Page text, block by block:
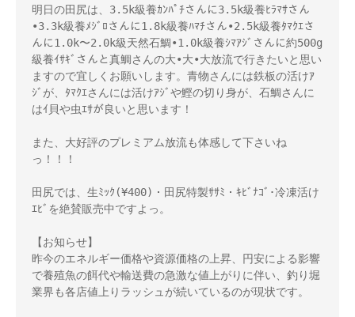
明日の田尻は、3.5k級養ｶﾝﾊﾟﾁさんに3.5k級養ﾋﾗﾏｻさん
•3.3k級養ﾒｼﾞﾛさんに1.8k級養ﾊﾏﾁさん•2.5k級養ﾀﾏｸｴさ
んに1.0k〜2.0k級天然石鯛•1.0k級養ｼﾏｱｼﾞさんに約500g
級養ｲｻｷﾞさんと真鯛さんの大•大•大放流で行きたいと思い
ますので宜しくお願いします。青物さんには鉄板の活けｱ
ｼﾞが、ﾀﾏｸｴさんには活けｱｼﾞや鰹の切り身が、石鯛さんに
はｲ貝や虫ｴｻが良いと思います！
また、大好評のプレミアム放流も体感して下さいね
っ！！！
田尻では、生ﾐｯｸ(¥400)・田尻特製ｻｻﾐ・ｷﾋﾞﾅｺﾞ･冷凍活け
ｴﾋﾞを絶賛販売中ですよっ。
【お知らせ】
昨今のエネルギー価格や資源価格の上昇、円安による影響
で養殖魚の餌代や輸送費の急激な値上がりに伴い、釣り堀
業界も各店値上りラッシュが続いているのが現状です。